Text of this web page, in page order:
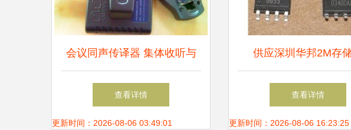
会议同声传译器 集体收听与
信息咨询服务的完美融合
查看详情
更新时间：2026-08-06 03:49:01
供应深圳华邦2M存
W25X20BVSNIG，价
优，品质保障
查看详情
更新时间：2026-08-06 16:23:25